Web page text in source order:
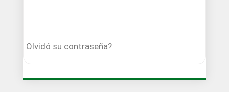
Olvidó su contraseña?